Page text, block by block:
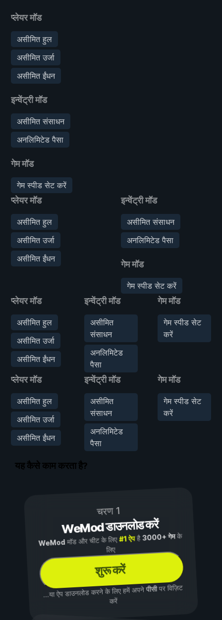
प्लेयर मॉड
असीमित हुल
असीमित उर्जा
असीमित ईंधन
इन्वेंट्री मॉड
असीमित संसाधन
अनलिमिटेड पैसा
गेम मॉड
गेम स्पीड सेट करें
प्लेयर मॉड
असीमित हुल
असीमित उर्जा
असीमित ईंधन
इन्वेंट्री मॉड
असीमित संसाधन
अनलिमिटेड पैसा
गेम मॉड
गेम स्पीड सेट करें
प्लेयर मॉड
असीमित हुल
असीमित उर्जा
असीमित ईंधन
इन्वेंट्री मॉड
असीमित
संसाधन
अनलिमिटेड
पैसा
गेम मॉड
गेम स्पीड सेट
करें
प्लेयर मॉड
असीमित हुल
असीमित उर्जा
असीमित ईंधन
इन्वेंट्री मॉड
असीमित
संसाधन
अनलिमिटेड
पैसा
गेम मॉड
गेम स्पीड सेट
करें
यह कैसे काम करता है?
चरण 1
WeMod डाउनलोड करें
WeMod मॉड और चीट के लिए#1 ऐपहै3000+ गेमके
लिए
शुरू करें
...या ऐप डाउनलोड करने के लिए हमें अपनेपीसीपर विज़िट
करें